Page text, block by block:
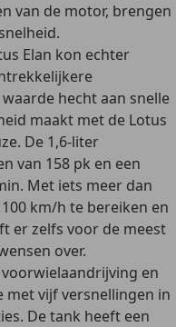
van de motor, brengen
Elan kon echter
hecht aan snelle
maakt met de Lotus
De 1,6-liter
van 158 pk en een
Met iets meer dan
km/h te bereiken en
er zelfs voor de meest
over.
voorwielaandrijving en
met vijf versnellingen in
De tank heeft een